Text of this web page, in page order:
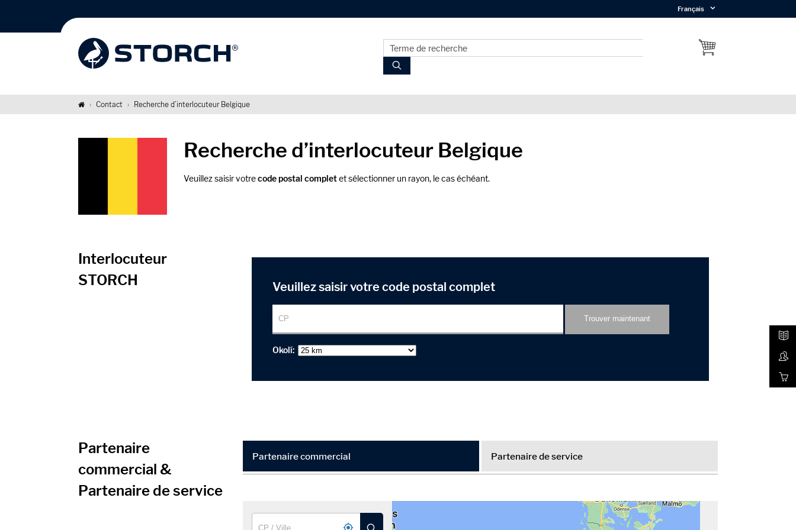
Français
Contact Recherche d’interlocuteur Belgique
Recherche d’interlocuteur Belgique
Veuillez saisir votrecode postal completet sélectionner un rayon, le cas échéant.
Interlocuteur
STORCH
Veuillez saisir votre code postal complet
Okolí:
Partenaire
commercial &
Partenaire de service
Partenaire commercial Partenaire de service